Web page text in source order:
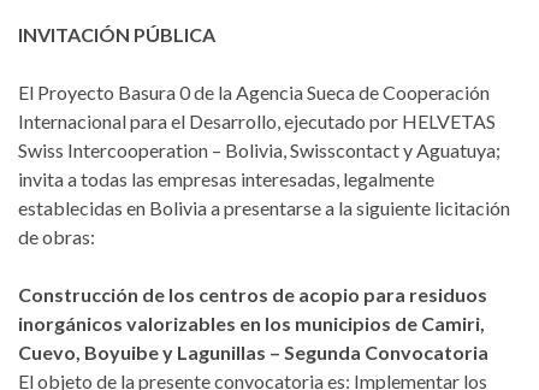
INVITACIÓN PÚBLICA
El Proyecto Basura 0 de la Agencia Sueca de Cooperación
Internacional para el Desarrollo, ejecutado por HELVETAS
Swiss Intercooperation – Bolivia, Swisscontact y Aguatuya;
invita a todas las empresas interesadas, legalmente
establecidas en Bolivia a presentarse a la siguiente licitación
de obras:
Construcción de los centros de acopio para residuos
inorgánicos valorizables en los municipios de Camiri,
Cuevo, Boyuibe y Lagunillas – Segunda Convocatoria
El objeto de la presente convocatoria es: Implementar los